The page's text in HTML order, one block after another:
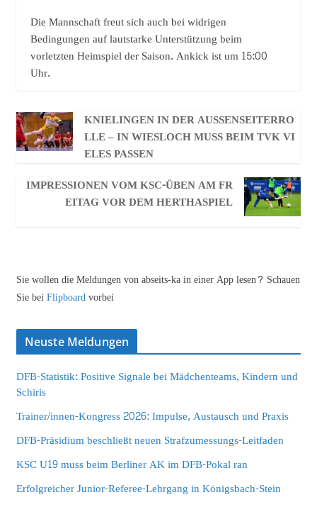
Die Mannschaft freut sich auch bei widrigen
Bedingungen auf lautstarke Unterstützung beim
vorletzten Heimspiel der Saison. Ankick ist um 15:00
Uhr.
KNIELINGEN IN DER AUSSENSEITERROL
LE – IN WIESLOCH MUSS BEIM TVK VIE
LES PASSEN
IMPRESSIONEN VOM KSC-ÜBEN AM FR
EITAG VOR DEM HERTHASPIEL
Sie wollen die Meldungen von abseits-ka in einer App lesen? Schauen
Sie beiFlipboardvorbei
Neuste Meldungen
DFB-Statistik: Positive Signale bei Mädchenteams, Kindern und
Schiris
Trainer/innen-Kongress 2026: Impulse, Austausch und Praxis
DFB-Präsidium beschließt neuen Strafzumessungs-Leitfaden
KSC U19 muss beim Berliner AK im DFB-Pokal ran
Erfolgreicher Junior-Referee-Lehrgang in Königsbach-Stein